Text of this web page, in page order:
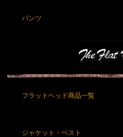
パンツ
フラットヘッド商品一覧
ジャケット・ベスト